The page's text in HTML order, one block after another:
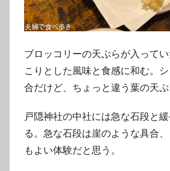
ブロッコリーの天ぷらが入って
こりとした風味と食感に和む。
合だけど、ちょっと違う葉の天ぷ
戸隠神社の中社には急な石段と
る。急な石段は崖のような具合
もよい体験だと思う。